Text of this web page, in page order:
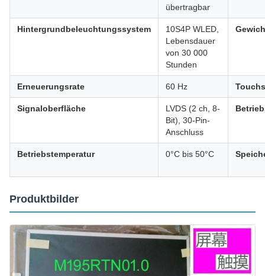
übertragbar
Hintergrundbeleuchtungssystem
10S4P WLED,
Lebensdauer
von 30 000
Stunden
Erneuerungsrate 60 Hz
Signaloberfläche
LVDS (2 ch, 8-
Bit), 30-Pin-
Anschluss
Betriebstemperatur 0°C bis 50°C
Produktbilder